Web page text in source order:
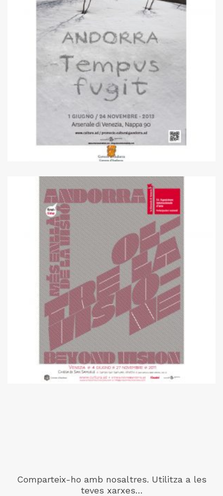
2013
55a edició – Tempus Fugit
Samantha Bosque, Fiona Morrison i Javier
Balmaseda
2011
54a edició –Més enllà de la visió
Helena Guàrdia i Francisco Sánchez
Comparteix-ho amb nosaltres. Utilitza a les
teves xarxes…